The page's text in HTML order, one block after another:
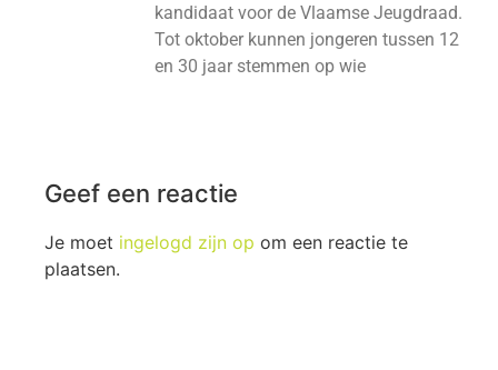
kandidaat voor de Vlaamse Jeugdraad.
Tot oktober kunnen jongeren tussen 12
en 30 jaar stemmen op wie
Geef een reactie
Je moet ingelogd zijn op om een reactie te
plaatsen.